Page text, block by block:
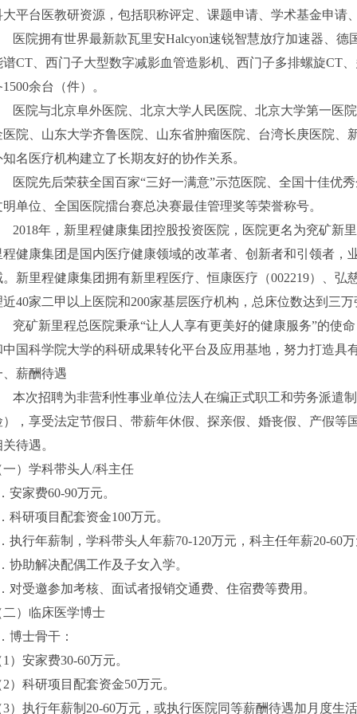
大平台医教研资源，包括职称评定、课题申请、学术基金申请
院拥有世界最新款瓦里安Halcyon速锐智慧放疗加速器、德
谱CT、西门子大型数字减影血管造影机、西门子多排螺旋CT
余台（件）。
院与北京阜外医院、北京大学人民医院、北京大学第一医院
医院、山东大学齐鲁医院、山东省肿瘤医院、台湾长庚医院、
知名医疗机构建立了长期友好的协作关系。
院先后荣获全国百家“三好一满意”示范医院、全国十佳优秀
明单位、全国医院擂台赛总决赛最佳管理奖等荣誉称号。
年，新里程健康集团控股投资医院，医院更名为兖矿新
程健康集团是国内医疗健康领域的改革者、创新者和引领者，
。新里程健康集团拥有新里程医疗、恒康医疗（002219）、
近40家二甲以上医院和200家基层医疗机构，总床位数达到三万
矿新里程总医院秉承“让人人享有更美好的健康服务”的使命
中国科学院大学的科研成果转化平台及应用基地，努力打造具
、薪酬待遇
次招聘为非营利性事业单位法人在编正式职工和劳务派遣制
），享受法定节假日、带薪年休假、探亲假、婚丧假、产假等
待遇。
一）学科带头人/科主任
安家费60-90万元。
科研项目配套资金100万元。
执行年薪制，学科带头人年薪70-120万元，科主任年薪20-60
协助解决配偶工作及子女入学。
对受邀参加考核、面试者报销交通费、住宿费等费用。
二）临床医学博士
博士骨干：
1）安家费30-60万元。
2）科研项目配套资金50万元。
3）执行年薪制20-60万元，或执行医院同等薪酬待遇加月度生